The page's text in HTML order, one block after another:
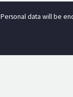
Personal data will be